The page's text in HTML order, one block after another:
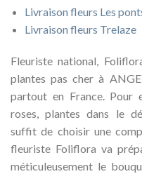
Livraison fleurs Les
Livraison fleurs Trelaze
Fleuriste national,
plantes pas cher à
partout en France. Pour
roses, plantes dans le
suffit de choisir une
fleuriste Foliflora va
méticuleusement le